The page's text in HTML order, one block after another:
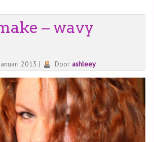
– wavy
2013 | Door ashleey